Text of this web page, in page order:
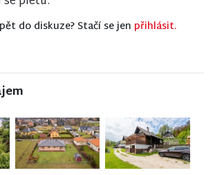
do diskuze? Stačí se jen přihlásit.